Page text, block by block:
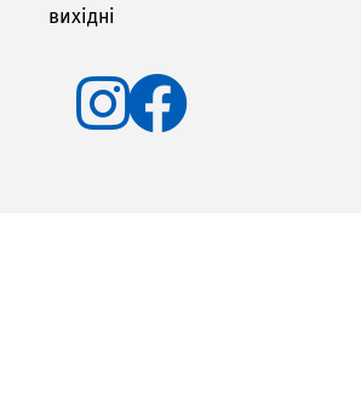
вихідні